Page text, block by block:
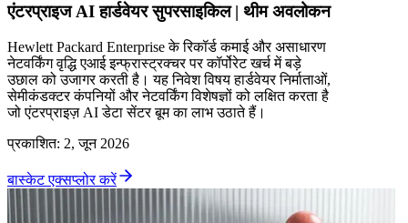
एंटरप्राइज AI हार्डवेयर सुपरसाइकिल | थीम अवलोकन
Hewlett Packard Enterprise के रिकॉर्ड कमाई और असाधारण
नेटवर्किंग वृद्धि एआई इन्फ्रास्ट्रक्चर पर कॉर्पोरेट खर्च में बड़े
उछाल को उजागर करती है। यह निवेश विषय हार्डवेयर निर्माताओं,
सेमीकंडक्टर कंपनियों और नेटवर्किंग विशेषज्ञों को लक्षित करता है
जो एंटरप्राइज़ AI डेटा सेंटर बूम का लाभ उठाते हैं।
प्रकाशित: 2, जून 2026
बास्केट एक्सप्लोर करें